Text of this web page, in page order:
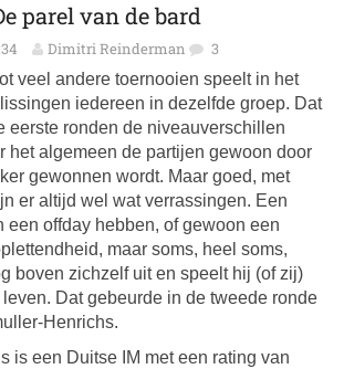
parel van de bard
Dimitri Reinderman 3
veel andere toernooien speelt in het
iedereen in dezelfde groep. Dat
eerste ronden de niveauverschillen
het algemeen de partijen gewoon door
gewonnen wordt. Maar goed, met
er altijd wel wat verrassingen. Een
een offday hebben, of gewoon een
maar soms, heel soms,
boven zichzelf uit en speelt hij (of zij)
Dat gebeurde in de tweede ronde
Henrichs.
is een Duitse IM met een rating van